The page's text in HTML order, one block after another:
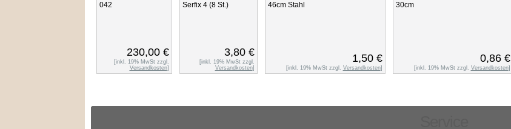
042
230,00 €
[inkl. 19% MwSt zzgl.
Versandkosten]
Serfix 4 (8 St.)
3,80 €
[inkl. 19% MwSt zzgl.
Versandkosten]
46cm Stahl
1,50 €
[inkl. 19% MwSt zzgl. Versandkosten]
30cm
0,86 €
[inkl. 19% MwSt zzgl. Versandkosten]